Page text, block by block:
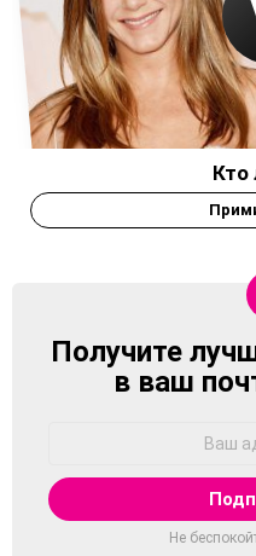
Кто
NEWSLETTER
Получите
в ваш
Не